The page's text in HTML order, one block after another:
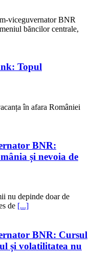
viceguvernator BNR
băncilor centrale,
Topul
în afara României
BNR:
și nevoia de
nu depinde doar de
de [...]
BNR: Cursul
și volatilitatea nu